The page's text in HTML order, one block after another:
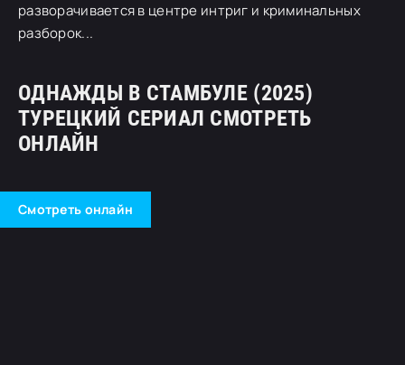
разворачивается в центре интриг и криминальных
разборок...
ОДНАЖДЫ В СТАМБУЛЕ (2025)
ТУРЕЦКИЙ СЕРИАЛ СМОТРЕТЬ
ОНЛАЙН
Смотреть онлайн